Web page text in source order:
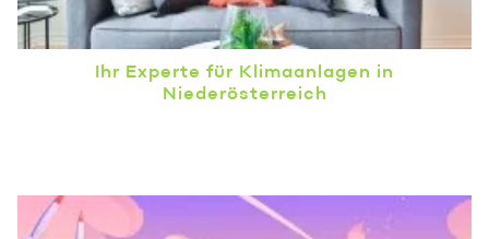
Ihr Experte für Klimaanlagen in
Niederösterreich